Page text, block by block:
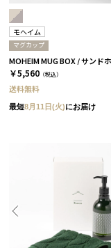
モヘイム
マグカップ
￥5,560 （税込）
送料無料
最短8月11日(火)にお届け